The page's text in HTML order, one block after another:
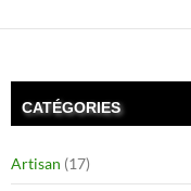
CATÉGORIES
Artisan (17)